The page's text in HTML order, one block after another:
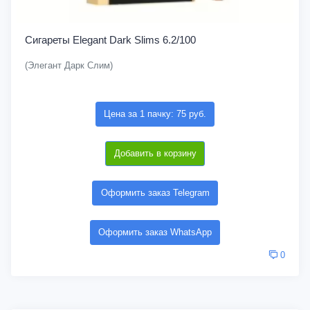
Сигареты Elegant Dark Slims 6.2/100
(Элегант Дарк Слим)
Цена за 1 пачку: 75 руб.
Добавить в корзину
Оформить заказ Telegram
Оформить заказ WhatsApp
0